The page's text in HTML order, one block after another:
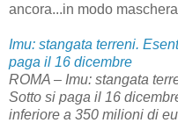
ancora...in modo
Imu: stangata terreni.
paga il 16 dicembre
ROMA – Imu: stangata
Sotto si paga il 16
inferiore a 350 milioni di